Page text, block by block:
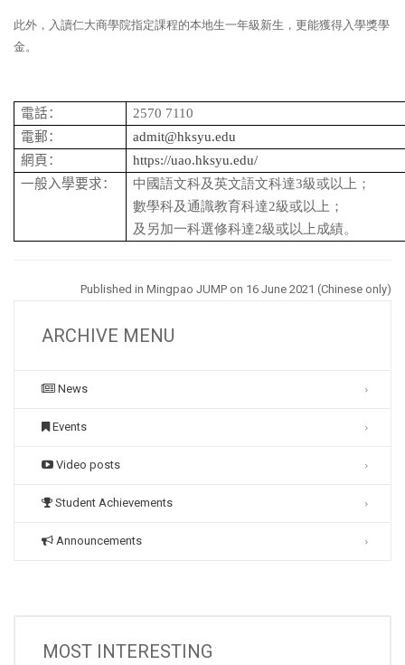
此外，入讀仁大商學院指定課程的本地生一年級新生，更能獲得入學獎學
金。
電話：
2570 7110
電郵：
admit@hksyu.edu
網頁：
https://uao.hksyu.edu/
一般入學要求：
中國語文科及英文語文科達3級或以上；
數學科及通識教育科達2級或以上；
及另加一科選修科達2級或以上成績。
Published in Mingpao JUMP on 16 June 2021 (Chinese only)
ARCHIVE MENU
News
Events
Video posts
Student Achievements
Announcements
MOST INTERESTING